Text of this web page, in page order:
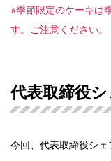
※季節限定のケーキは
す。ご注意ください。
代表取締役
今回、代表取締役シェ